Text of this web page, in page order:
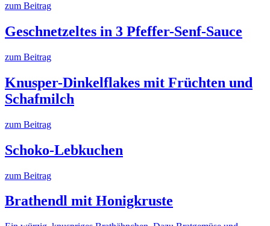
zum Beitrag
Geschnetzeltes in 3 Pfeffer-Senf-Sauce
zum Beitrag
Knusper-Dinkelflakes mit Früchten und
Schafmilch
zum Beitrag
Schoko-Lebkuchen
zum Beitrag
Brathendl mit Honigkruste